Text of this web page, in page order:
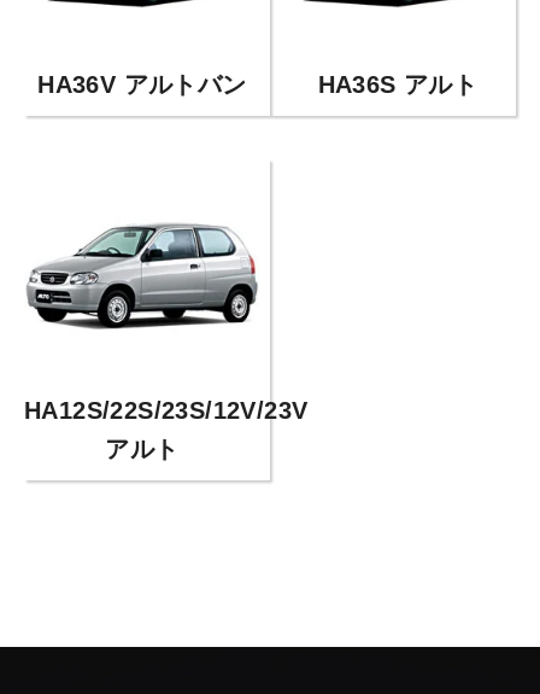
HA36V アルトバン HA36S アルト
HA12S/22S/23S/12V/23V
アルト